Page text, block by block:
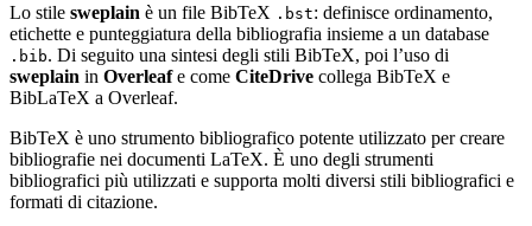
Lo stile sweplain è un file BibTeX .bst: definisce ordinamento,
etichette e punteggiatura della bibliografia insieme a un database
.bib. Di seguito una sintesi degli stili BibTeX, poi l’uso di
sweplain in Overleafe come CiteDrive collega BibTeX e
BibLaTeX a Overleaf.
BibTeX è uno strumento bibliografico potente utilizzato per creare
bibliografie nei documenti LaTeX. È uno degli strumenti
bibliografici più utilizzati e supporta molti diversi stili bibliografici e
formati di citazione.